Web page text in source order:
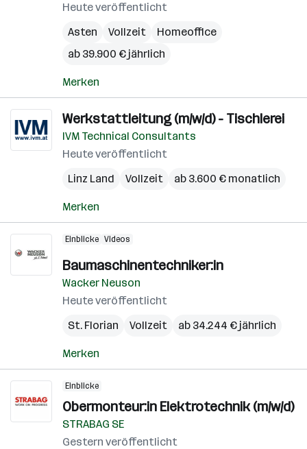
Heute veröffentlicht
Asten
Vollzeit
Homeoffice
ab 39.900 € jährlich
Merken
Werkstattleitung (m/w/d) - Tischlerei
IVM Technical Consultants
Heute veröffentlicht
Linz Land
Vollzeit ab 3.600 € monatlich
Merken
Einblicke Videos
Baumaschinentechniker:in
Wacker Neuson
Heute veröffentlicht
St. Florian
Vollzeit ab 34.244 € jährlich
Merken
Einblicke
Obermonteur:in Elektrotechnik (m/w/d)
STRABAG SE
Gestern veröffentlicht